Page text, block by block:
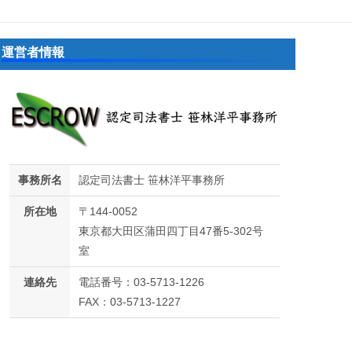
運営者情報
事務所名 認定司法書士 笹林洋平事務所
所在地
〒144-0052
東京都大田区蒲田四丁目47番5-302号
室
連絡先
電話番号：03-5713-1226
FAX：03-5713-1227